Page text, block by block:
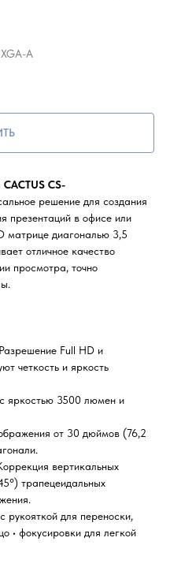
A
CS-
решение для создания
презентаций в офисе или
матрице диагональю 3,5
отличное качество
просмотра, точно
Full HD и
четкость и яркость
яркостью 3500 люмен и
от 30 дюймов (76,2
вертикальных
трапецеидальных
рукояткой для переноски,
• фокусировки для легкой